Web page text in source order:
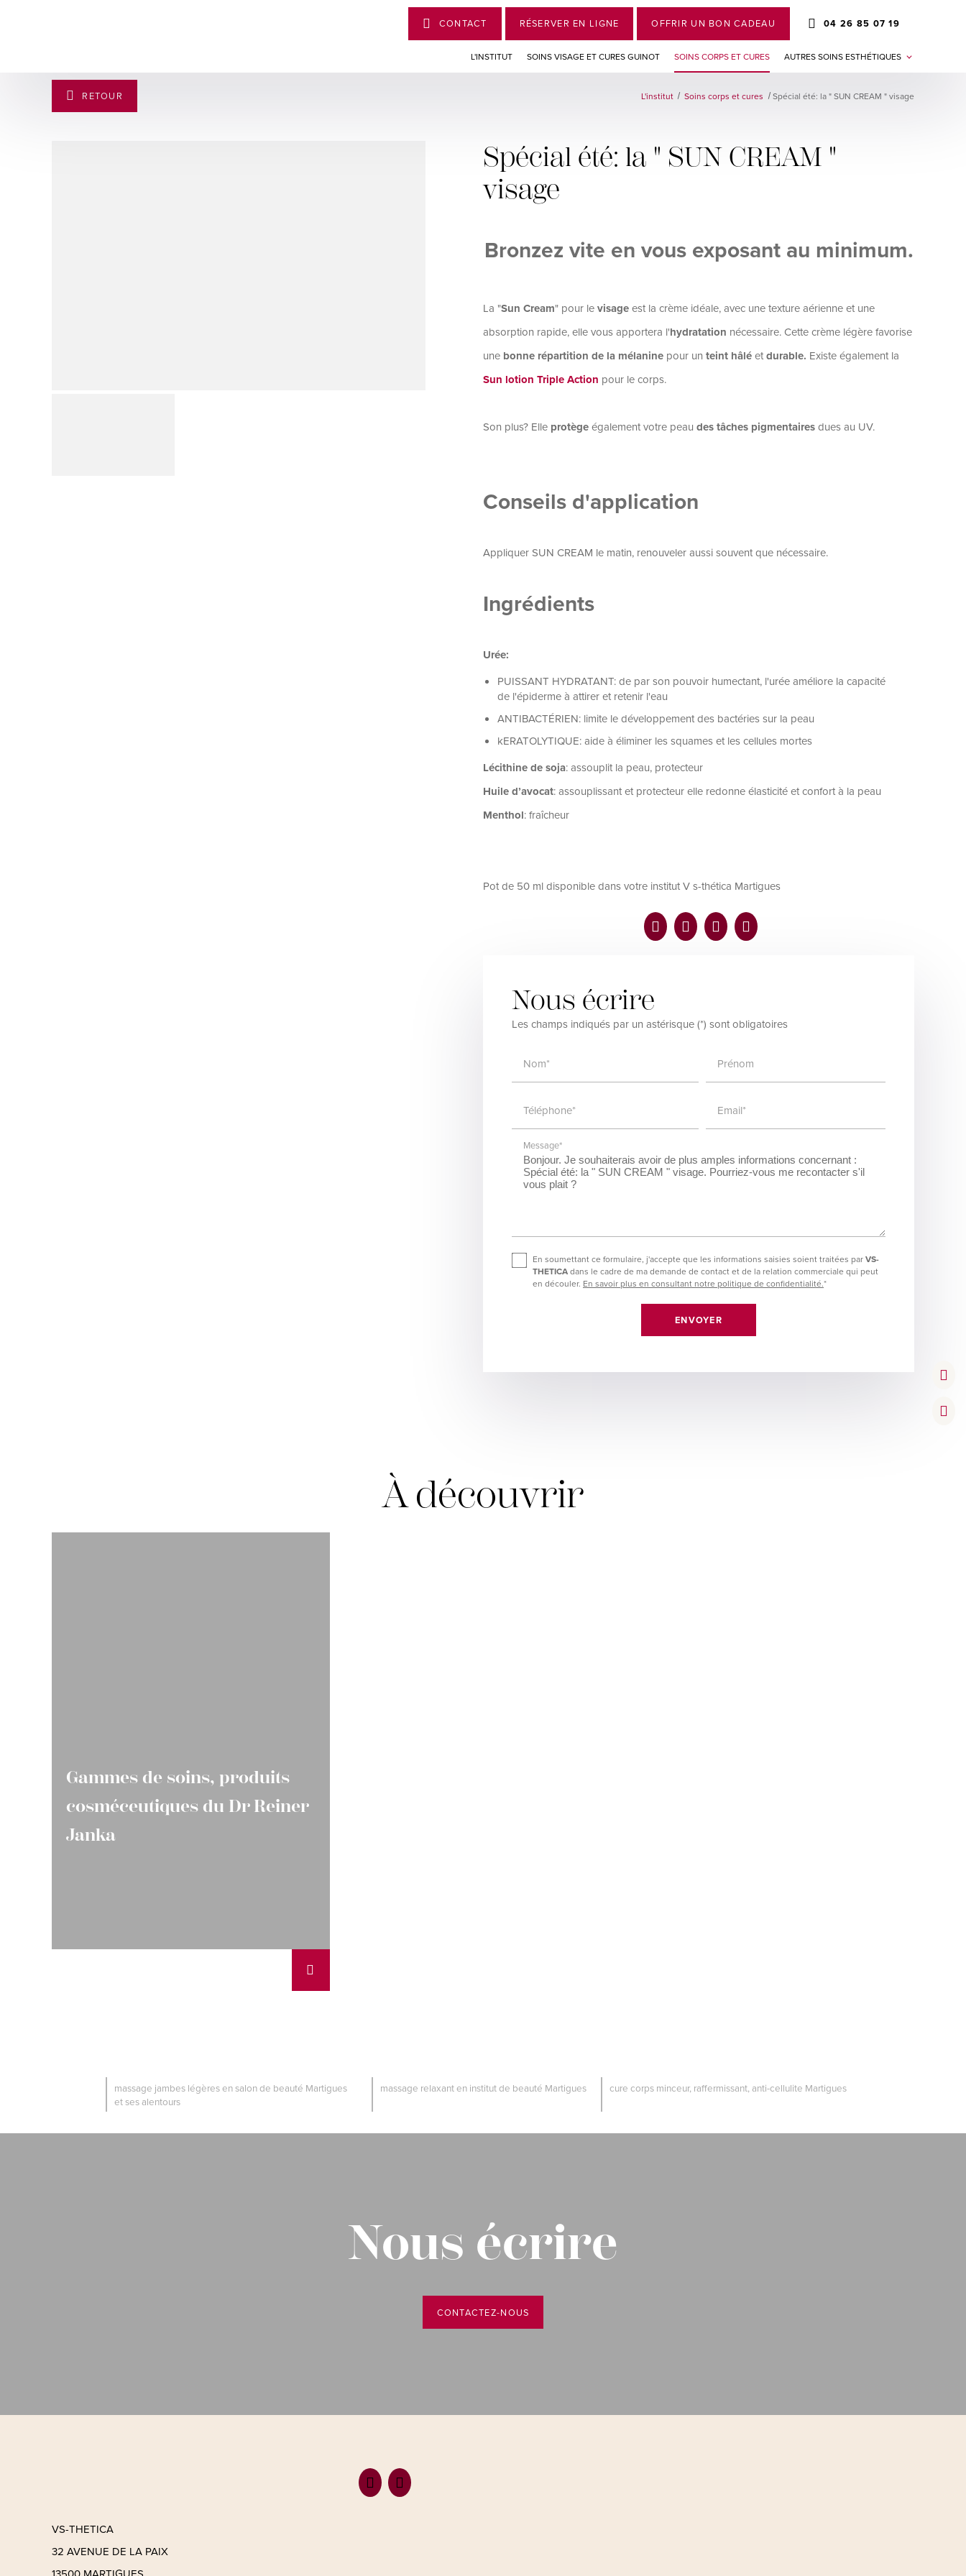
CONTACT RÉSERVER EN LIGNE OFFRIR UN BON CADEAU 04 26 85 07 19
L'INSTITUT SOINS VISAGE ET CURES GUINOT SOINS CORPS ET CURES AUTRES SOINS ESTHÉTIQUES
L'institut Soins corps et cures Spécial été: la " SUN CREAM " visage
RETOUR
Spécial été: la " SUN CREAM "
visage
Bronzez vite en vous exposant au minimum.
La "Sun Cream" pour levisageest la crème idéale, avec une texture aérienne et une
absorption rapide, elle vous apportera l'hydratation nécessaire. Cette crème légère favorise
une bonne répartition de la mélanine pour un teint hâléetdurable. Existe également la
Sun lotion Triple Action pour le corps.
Son plus? Elle protègeégalement votre peau des tâches pigmentairesdues au UV.
Conseils d'application
Appliquer SUN CREAM le matin, renouveler aussi souvent que nécessaire.
Ingrédients
Urée:
PUISSANT HYDRATANT: de par son pouvoir humectant, l'urée améliore la capacité
de l'épiderme à attirer et retenir l'eau
ANTIBACTÉRIEN: limite le développement des bactéries sur la peau
kERATOLYTIQUE: aide à éliminer les squames et les cellules mortes
Lécithine de soja: assouplit la peau, protecteur
Huile d’avocat: assouplissant et protecteur elle redonne élasticité et confort à la peau
Menthol: fraîcheur
Pot de 50 ml disponible dans votre institut V s-thética Martigues
Nous écrire
Les champs indiqués par un astérisque (*) sont obligatoires
Nom* Prénom
Téléphone* Email*
Message*
En soumettant ce formulaire, j'accepte que les informations saisies soient traitées parVS-
THETICAdans le cadre de ma demande de contact et de la relation commerciale qui peut
en découler. En savoir plus en consultant notre politique de confidentialité.*
À découvrir
Gammes de soins, produits
cosméceutiques du Dr Reiner
Janka
massage jambes légères en salon de beauté Martigues
et ses alentours
massage relaxant en institut de beauté Martigues cure corps minceur, raffermissant, anti-cellulite Martigues
Nous écrire
CONTACTEZ-NOUS
VS-THETICA
32 AVENUE DE LA PAIX